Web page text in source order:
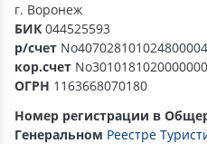
г. Воронеж
БИК 044525593
р/счет
кор.счет
ОГРН 1163668070180
Номер регистрации в
Генеральном Реестре